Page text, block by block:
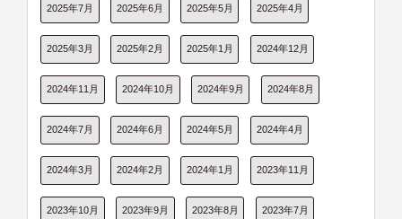
2025年7月 2025年6月 2025年5月 2025年4月
2025年3月 2025年2月 2025年1月 2024年12月
2024年11月 2024年10月 2024年9月 2024年8月
2024年7月 2024年6月 2024年5月 2024年4月
2024年3月 2024年2月 2024年1月 2023年11月
2023年10月 2023年9月 2023年8月 2023年7月